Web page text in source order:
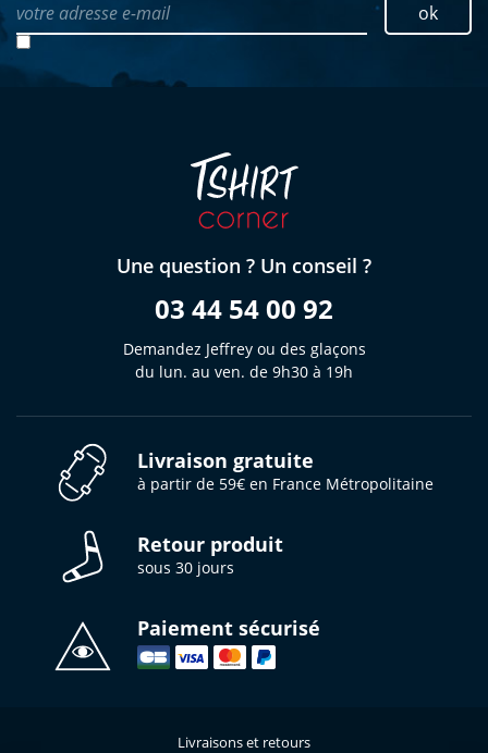
votre adresse e-mail ok
Une question ? Un conseil ?
03 44 54 00 92
Demandez Jeffrey ou des glaçons
du lun. au ven. de 9h30 à 19h
Livraison gratuite
à partir de 59€ en France Métropolitaine
Retour produit
sous 30 jours
Paiement sécurisé
Livraisons et retours